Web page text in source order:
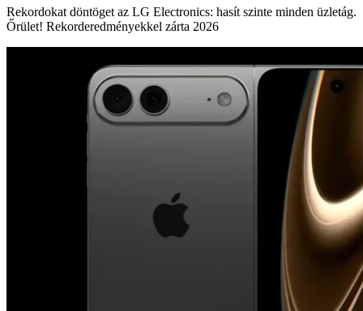
Rekordokat döntöget az LG Electronics: hasít szinte minden üzletág.
Őrület! Rekorderedményekkel zárta 2026